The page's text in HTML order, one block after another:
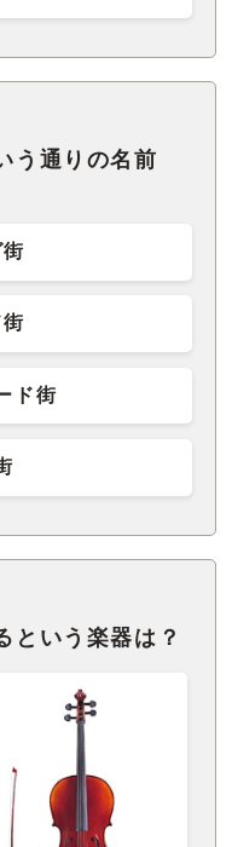
う通りの名前
街
ド街
という楽器は？